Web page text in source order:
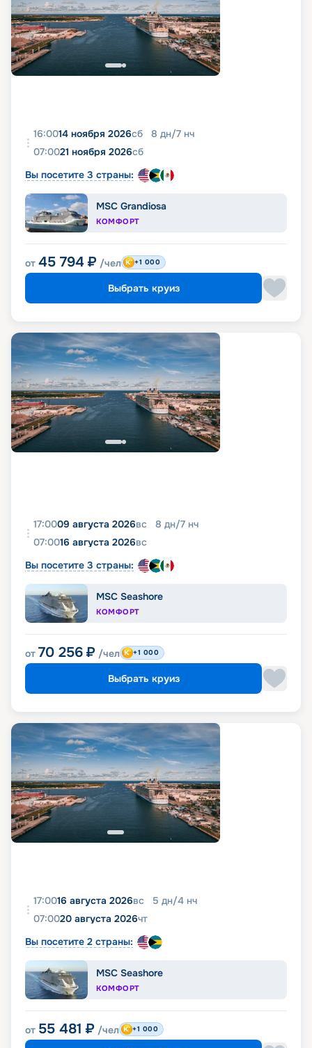
16:0014 ноября 2026сб 8 дн/7 нч
07:0021 ноября 2026сб
Вы посетите 3 страны:
MSC Grandiosa
КОМФОРТ
от 45 794 ₽ /чел +1 000
Выбрать круиз
17:0009 августа 2026вс 8 дн/7 нч
07:0016 августа 2026вс
Вы посетите 3 страны:
MSC Seashore
КОМФОРТ
от 70 256 ₽ /чел +1 000
Выбрать круиз
17:0016 августа 2026вс 5 дн/4 нч
07:0020 августа 2026чт
Вы посетите 2 страны:
MSC Seashore
КОМФОРТ
от 55 481 ₽ /чел +1 000